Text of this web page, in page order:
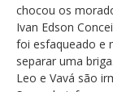
chocou os
Ivan Edson
foi esfaqueado e
separar uma
Leo e Vavá são